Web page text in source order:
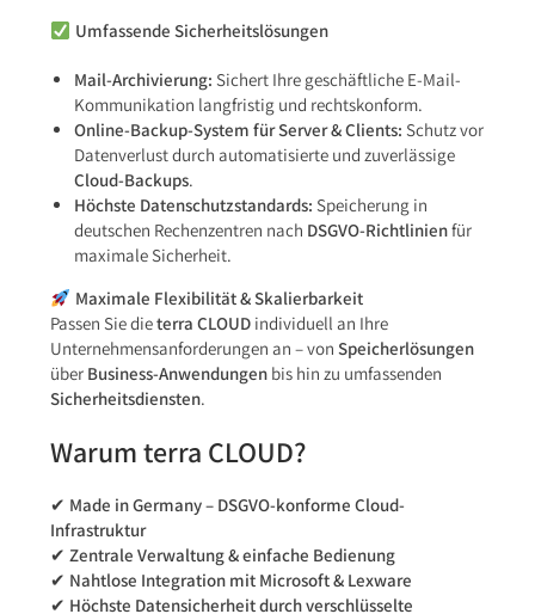
Umfassende Sicherheitslösungen
Mail-Archivierung: Sichert Ihre geschäftliche E-Mail-
Kommunikation langfristig und rechtskonform.
Online-Backup-System für Server & Clients: Schutz vor
Datenverlust durch automatisierte und zuverlässige
Cloud-Backups.
Höchste Datenschutzstandards: Speicherung in
deutschen Rechenzentren nach DSGVO-Richtlinienfür
maximale Sicherheit.
Maximale Flexibilität & Skalierbarkeit
Passen Sie dieterra CLOUD individuell an Ihre
Unternehmensanforderungen an – vonSpeicherlösungen
über Business-Anwendungen bis hin zu umfassenden
Sicherheitsdiensten.
Warum terra CLOUD?
✔ Made in Germany – DSGVO-konforme Cloud-
Infrastruktur
✔Zentrale Verwaltung & einfache Bedienung
✔ Nahtlose Integration mit Microsoft & Lexware
✔ Höchste Datensicherheit durch verschlüsselte